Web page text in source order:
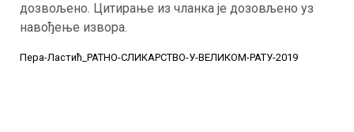
дозвољено. Цитирање из чланка је дозовљено уз
навођење извора.
Пера-Ластић_РАТНО-СЛИКАРСТВО-У-ВЕЛИКОМ-РАТУ-2019